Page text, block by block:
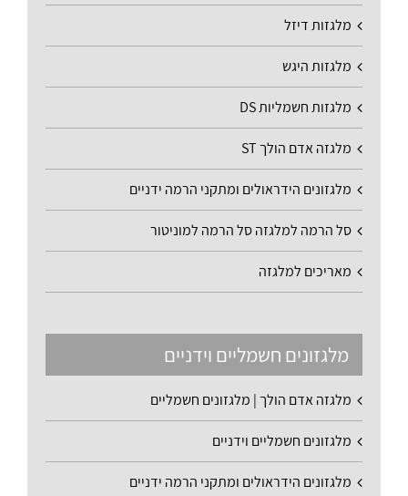
מלגזות דיזל
מלגזות היגש
מלגזות חשמליות DS
מלגזה אדם הולך ST
מלגזונים הידראולים ומתקני הרמה ידניים
סל הרמה למלגזה סל הרמה למוניטור
מאריכים למלגזה
מלגזונים חשמליים וידניים
מלגזה אדם הולך | מלגזונים חשמליים
מלגזונים חשמליים וידניים
מלגזונים הידראולים ומתקני הרמה ידניים